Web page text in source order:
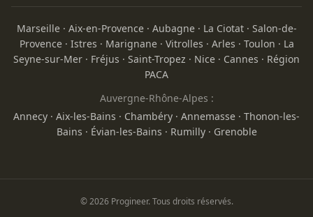
Marseille· Aix-en-Provence· Aubagne· La Ciotat· Salon-de-
Provence· Istres · Marignane· Vitrolles · Arles · Toulon · La
Seyne-sur-Mer · Fréjus · Saint-Tropez · Nice · Cannes · Région
PACA
Auvergne-Rhône-Alpes :
Annecy · Aix-les-Bains · Chambéry · Annemasse · Thonon-les-
Bains · Évian-les-Bains · Rumilly· Grenoble
© 2026 Progineer. Tous droits réservés.